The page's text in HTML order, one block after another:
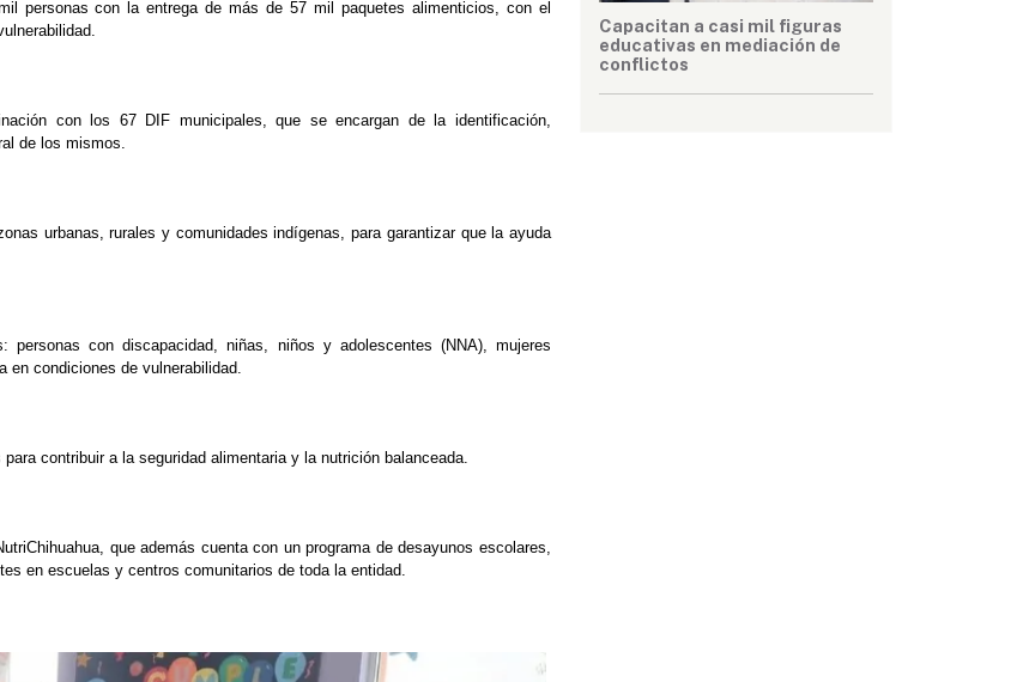
personas con la entrega de más de 57 mil paquetes alimenticios, con el
con los 67 DIF municipales, que se encargan de la identificación,
de los mismos.
urbanas, rurales y comunidades indígenas, para garantizar que la ayuda
personas con discapacidad, niñas, niños y adolescentes (NNA), mujeres
en condiciones de vulnerabilidad.
contribuir a la seguridad alimentaria y la nutrición balanceada.
que además cuenta con un programa de desayunos escolares,
en escuelas y centros comunitarios de toda la entidad.
Capacitan a casi mil figuras
educativas en mediación de
conflictos